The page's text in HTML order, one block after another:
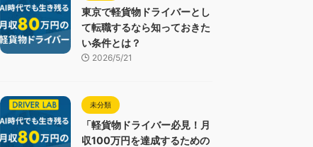
東京で軽貨物ドライバーとし
て転職するなら知っておきた
い条件とは？
2026/5/21
未分類
「軽貨物ドライバー必見！月
収100万円を達成するための